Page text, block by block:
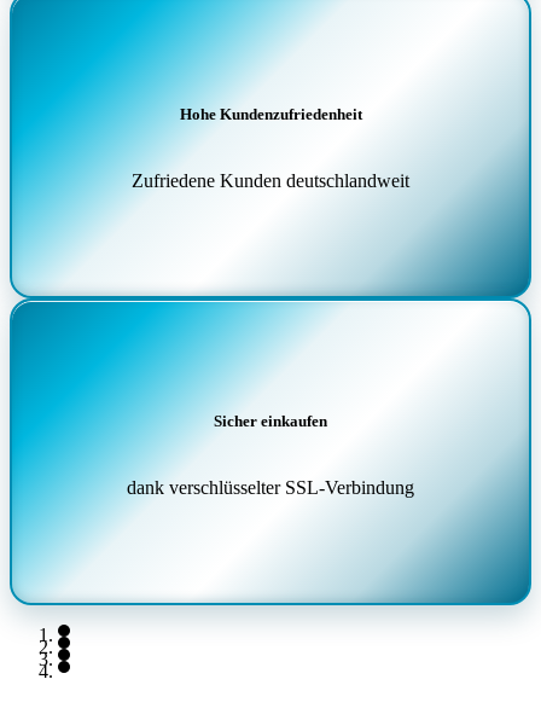
Hohe Kundenzufriedenheit
Zufriedene Kunden deutschlandweit
Sicher einkaufen
dank verschlüsselter SSL-Verbindung